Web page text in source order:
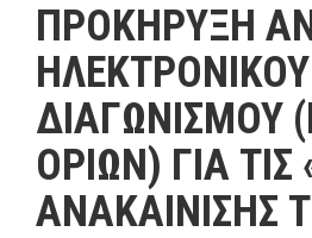
ΠΡΟΚΗΡΥΞΗ
ΗΛΕΚΤΡΟΝΙΚΟΥ
ΔΙΑΓΩΝΙΣΜΟΥ
ΟΡΙΩΝ) ΓΙΑ ΤΙΣ
ΑΝΑΚΑΙΝΙΣΗΣ